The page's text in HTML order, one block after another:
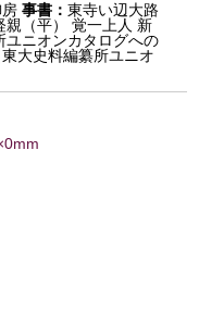
事書：東寺い辺大路
親（平） 覚一上人 新
ユニオンカタログへの
東大史料編纂所ユニオ